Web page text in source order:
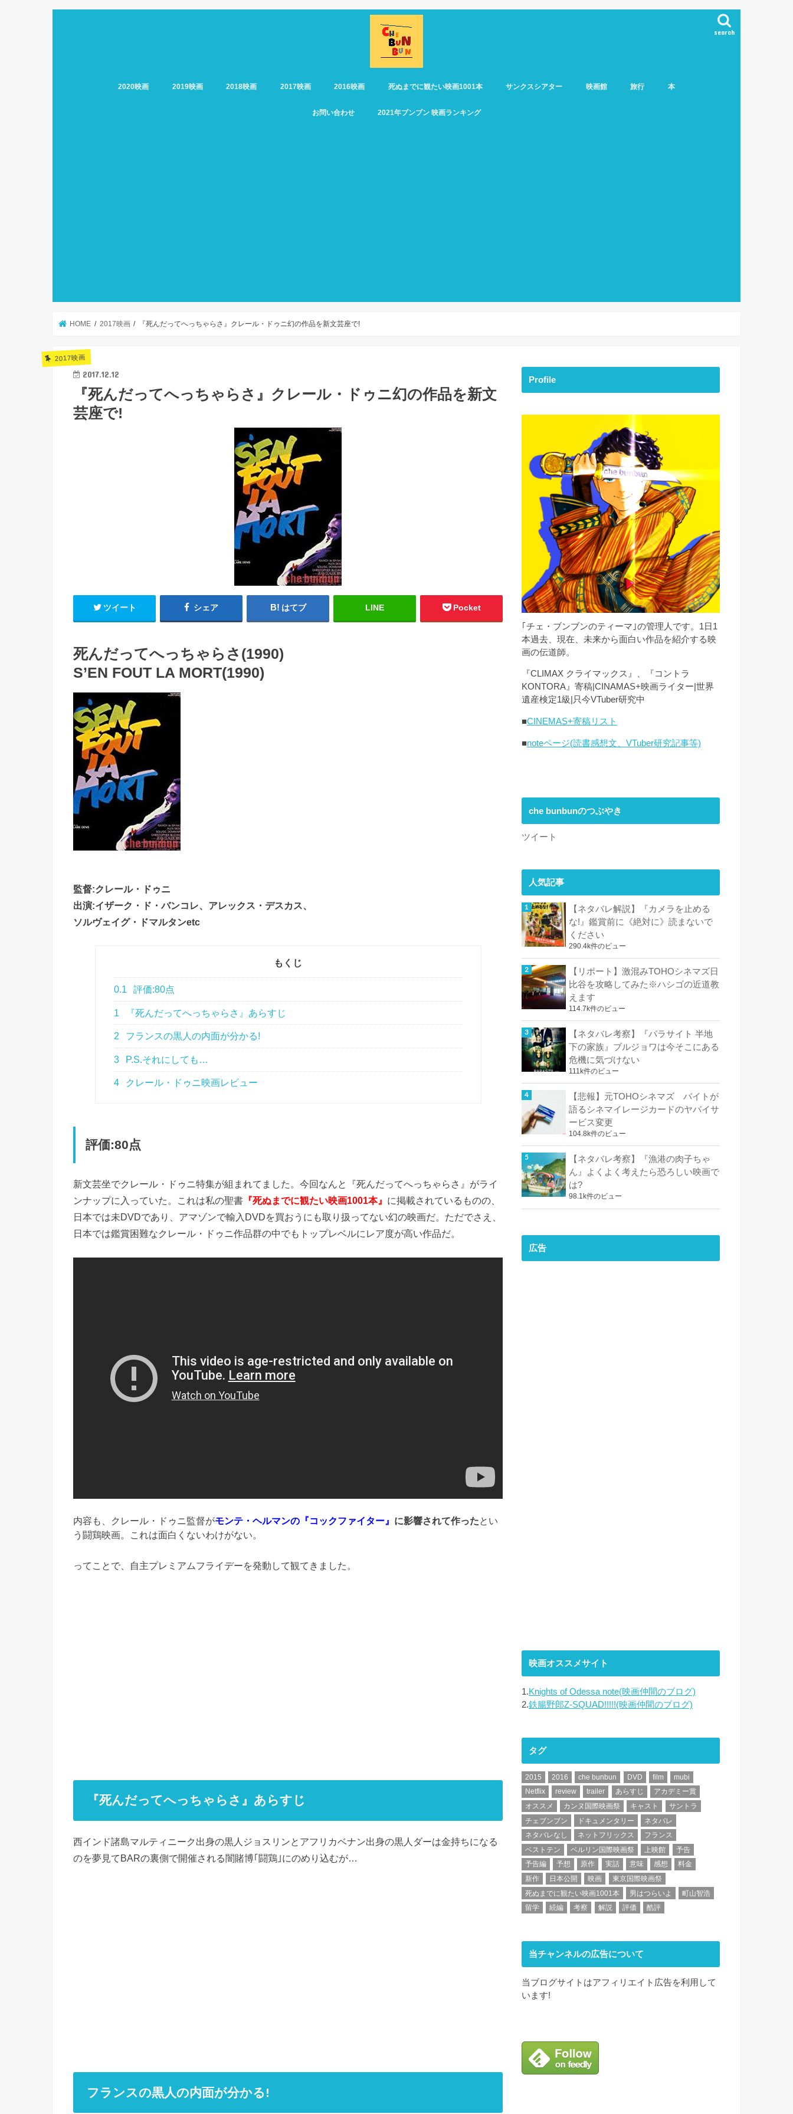
search
2020映画 2019映画 2018映画 2017映画 2016映画 死ぬまでに観たい映画1001本 サンクスシアター 映画館 旅行 本
お問い合わせ 2021年ブンブン 映画ランキング
HOME 2017映画 『死んだってへっちゃらさ』クレール・ドゥニ幻の作品を新文芸座で!
2017映画
2017.12.12
『死んだってへっちゃらさ』クレール・ドゥニ幻の作品を新文
芸座で!
ツイート シェア はてブ LINE Pocket
死んだってへっちゃらさ(1990)
S’EN FOUT LA MORT(1990)
監督:クレール・ドゥニ
出演:イザーク・ド・バンコレ、アレックス・デスカス、
ソルヴェイグ・ドマルタンetc
もくじ
0.1 評価:80点
1 『死んだってへっちゃらさ』あらすじ
2 フランスの黒人の内面が分かる!
3 P.S.それにしても…
4 クレール・ドゥニ映画レビュー
評価:80点
新文芸坐でクレール・ドゥニ特集が組まれてました。今回なんと『死んだってへっちゃらさ』がライ
ンナップに入っていた。これは私の聖書 『死ぬまでに観たい映画1001本』 に掲載されているものの、
日本では未DVDであり、アマゾンで輸入DVDを買おうにも取り扱ってない幻の映画だ。ただでさえ、
日本では鑑賞困難なクレール・ドゥニ作品群の中でもトップレベルにレア度が高い作品だ。
内容も、クレール・ドゥニ監督がモンテ・ヘルマンの『コックファイター』 に影響されて作ったとい
う闘鶏映画。これは面白くないわけがない。
ってことで、自主プレミアムフライデーを発動して観てきました。
『死んだってへっちゃらさ』あらすじ
西インド諸島マルティニーク出身の黒人ジョスリンとアフリカベナン出身の黒人ダーは金持ちになる
のを夢見てBARの裏側で開催される闇賭博｢闘鶏｣にのめり込むが…
フランスの黒人の内面が分かる!
Profile
｢チェ・ブンブンのティーマ｣の管理人です。1日1
本過去、現在、未来から面白い作品を紹介する映
画の伝道師。
『CLIMAX クライマックス』、『コントラ
KONTORA』寄稿|CINAMAS+映画ライター|世界
遺産検定1級|只今VTuber研究中
■CINEMAS+寄稿リスト
■noteページ(読書感想文、VTuber研究記事等)
che bunbunのつぶやき
ツイート
人気記事
【ネタバレ解説】『カメラを止める
な!』鑑賞前に《絶対に》読まないで
ください
290.4k件のビュー
【リポート】激混みTOHOシネマズ日
比谷を攻略してみた※ハシゴの近道教
えます
114.7k件のビュー
【ネタバレ考察】『パラサイト 半地
下の家族』ブルジョワは今そこにある
危機に気づけない
111k件のビュー
【悲報】元TOHOシネマズ バイトが
語るシネマイレージカードのヤバイサ
ービス変更
104.8k件のビュー
【ネタバレ考察】『漁港の肉子ちゃ
ん』よくよく考えたら恐ろしい映画で
は?
98.1k件のビュー
広告
映画オススメサイト
1.Knights of Odessa note(映画仲間のブログ)
2.鉄腸野郎Z-SQUAD!!!!!(映画仲間のブログ)
タグ
2015 2016 che bunbun DVD film
mubi
Netflix
review trailer あらすじ
アカデミー賞
オススメ
カンヌ国際映画祭 キャスト
サントラ
チェブンブン
ドキュメンタリー
ネタバレ
ネタバレなし
ネットフリックス
フランス
ベストテン
ベルリン国際映画祭 上映館
予告
予告編
予想 原作 実話 意味 感想
料金
新作
日本公開 映画
東京国際映画祭
死ぬまでに観たい映画1001本
男はつらいよ
町山智浩
留学
続編 考察 解説 評価 酷評
当チャンネルの広告について
当ブログサイトはアフィリエイト広告を利用して
います!